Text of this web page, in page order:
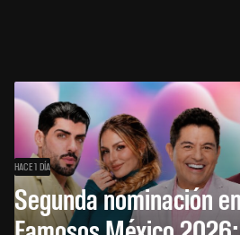
HACE 1 DÍA
Segunda nominación